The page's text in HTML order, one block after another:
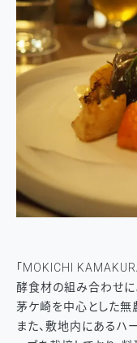
「MOKICHI
酵食材の組み合わせに
茅ケ崎を中心とした無
また、敷地内にあるハ